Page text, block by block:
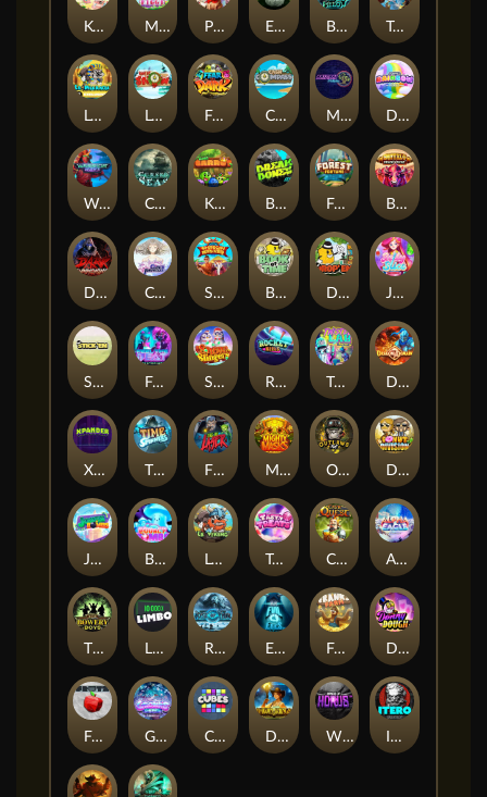
Keep 'em Cool Magic Piggy Pug Life Eye of the Panda Beast Below Temple of Torment
Le Pharaoh Let It Snow Fear the Dark Cash Compass Miami Multiplier Double Rainbow
Warrior Ways Cursed Seas King Carrot Break Bones Forest Fortune Buffalo Stack'n'Sync
Dark Summoning Cloud Princess Shaolin Master Book of Time Drop'em Jelly Slice
Stick'em Feel The Beat Snow Slingers Rocket Reels Twisted Lab Dragon’s Domain
Xpander Time Spinners Fire My Laser Mighty Masks Outlasw Inc Donut Division
Joker Bombs BOUNCY BOMBS Le Viking Tasty Treats Cash Quest Alpha Eagle
The Bowery Boys Limbo Rise of Ymir Evil Eyes Frank's Farm DONNY DOUGH
Frutz Gronk's Gems Cubes Dawn of Kings Wings of Horus ITERO